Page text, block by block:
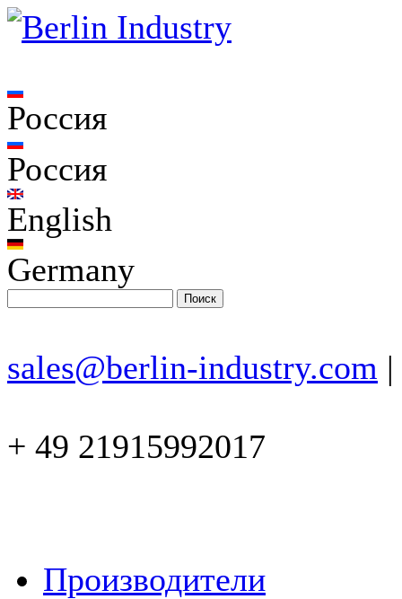
Россия
Россия
English
Germany
sales@berlin-industry.com |
+ 49 21915992017
Производители